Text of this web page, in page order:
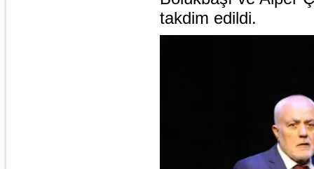
takdim edildi.